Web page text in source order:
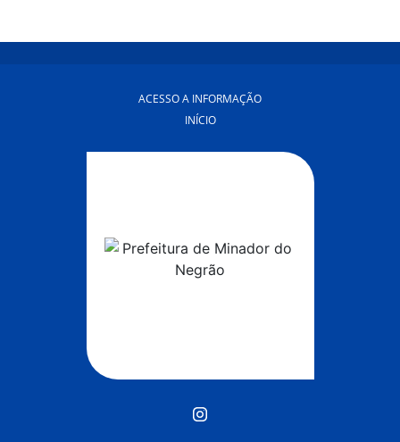
ACESSO A INFORMAÇÃO
INÍCIO